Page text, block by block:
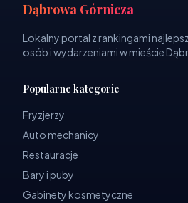
Dąbrowa Górnicza
Lokalny portal z rankingami
osób i wydarzeniami w mieście
Popularne kategorie
Fryzjerzy
Auto mechanicy
Restauracje
Bary i puby
Gabinety kosmetyczne